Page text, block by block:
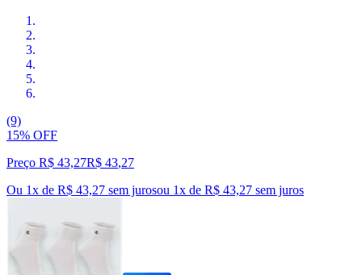
(9)
15% OFF
Preço R$ 43,27R$ 43,27
Ou 1x de R$ 43,27 sem jurosou 1x de R$ 43,27 sem juros